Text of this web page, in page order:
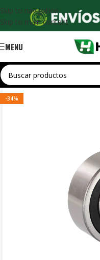
Skip to navigation
Skip to main content
MENU
-34%